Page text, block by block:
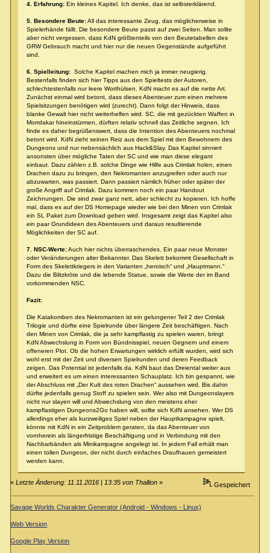
4. Erfahrung: Ein kleines Kapitel. Ich denke, das ist selbsterklärend.
5. Besondere Beute:All das interessante Zeug, das möglicherweise in
Spielerhände fällt. Die besondere Beute passt auf zwei Seiten. Man sollte
aber nicht vergessen, dass KdN größtenteils von den Beutetabellen des
GRW Gebrauch macht und hier nur die neuen Gegenstände aufgeführt
sind.
6. Spielleitung:Solche Kapitel machen mich ja immer neugierig.
Bestenfalls finden sich hier Tipps aus den Spieltests der Autoren,
schlechtestenfalls nur leere Worthülsen. KdN macht es auf die nette Art.
Zunächst einmal wird betont, dass dieses Abenteuer zum einen mehrere
Spielsitzungen benötigen wird (zurecht). Dann folgt der Hinweis, dass
blanke Gewalt hier nicht weiterhelfen wird. SC, die mit gezückten Waffen in
Morrdakar hineinstürmen, dürften relativ schnell das Zeitliche segnen. Ich
finde es daher begrüßenswert, dass die Intention des Abenteuers nochmal
betont wird. KdN zieht seinen Reiz aus dem Spiel mit den Bewohnern des
Dungeons und nur nebensächlich aus Hack&Slay. Das Kapitel sinniert
ansonsten über mögliche Taten der SC und wie man diese elegant
einbaut. Dazu zählen z.B. solche Dinge wie Hilfe aus Crimlak holen, einen
Drachen dazu zu bringen, den Nekromanten anzugreifen oder auch nur
abzuwarten, was passiert. Dann passiert nämlich früher oder später der
große Angriff auf Crimlak. Dazu kommen noch ein paar Handout
Zeichnungen. Die sind zwar ganz nett, aber schlecht zu kopieren. Ich hoffe
mal, dass es auf der DS Homepage wieder wie bei den Minen von Crimlak
ein SL Paket zum Download geben wird. Insgesamt zeigt das Kapitel also
ein paar Grundideen des Abenteuers und daraus resultierende
Möglichkeiten der SC auf.
7. NSC-Werte:Auch hier nichts überraschendes. Ein paar neue Monster
oder Veränderungen alter Bekannter. Das Skelett bekommt Gesellschaft in
Form des Skelettkriegers in den Varianten „heroisch“ und „Hauptmann.“
Dazu die Blitzkröte und die lebende Statue, sowie die Werte der im Band
vorkommenden NSC.
Fazit:
Die Katakomben des Nekromanten ist ein gelungener Teil 2 der Crimlak
Trilogie und dürfte eine Spielrunde über längere Zeit beschäftigen. Nach
den Minen von Crimlak, die ja sehr kampflastig zu spielen waren, bringt
KdN Abwechslung in Form von Bündnisspiel, neuen Gegnern und einem
offeneren Plot. Ob die hohen Erwartungen wirklich erfüllt wurden, wird sich
wohl erst mit der Zeit und diversen Spielrunden und deren Feedback
zeigen. Das Potential ist jedenfalls da. KdN baut das Dreiental weiter aus
und erweitert es um einen interessanten Schauplatz. Ich bin gespannt, wie
der Abschluss mit „Der Kult des roten Drachen“ aussehen wird. Bis dahin
dürfte jedenfalls genug Stoff zu spielen sein. Wer also mit Dungeonslayers
nicht nur slayen will und Abwechslung von den meistens eher
kampflastigen Dungeons2Go haben will, sollte sich KdN ansehen. Wer DS
allerdings eher als kurzweiliges Spiel neben der Hauptkampagne spielt,
könnte mit KdN in ein Zeitproblem geraten, da das Abenteuer von
vornherein als längerfristige Beschäftigung und in Verbindung mit den
Nachbarbänden als Minikampagne angelegt ist. In jedem Fall erhält man
einen tollen Dungeon, der nicht durch einfaches Draufhauen gemeistert
werden kann.
«Letzte Änderung: 11.11.2016 | 13:35 von Thallion » Gespeichert
Savage Worlds Charakter Generator (Android - Windows - Linux)
Web Version
Google Play Version